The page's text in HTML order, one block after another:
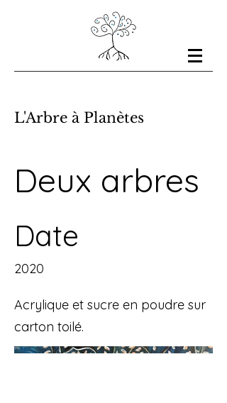
L'Arbre à Planètes
Deux arbres
Date
2020
Acrylique et sucre en poudre sur
carton toilé.